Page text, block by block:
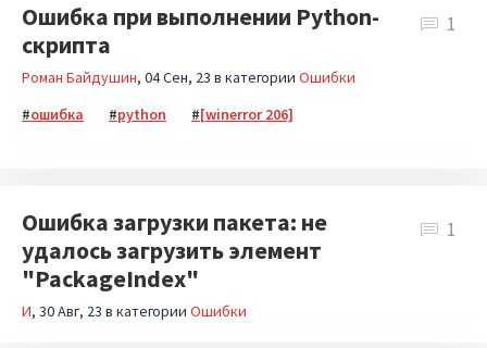
1
Ошибка при выполнении Python-
скрипта
Роман Байдушин 04 Сен, 23 в категории Ошибки
ошибка
python [winerror 206]
1
Ошибка загрузки пакета: не
удалось загрузить элемент
"PackageIndex"
И 30 Авг, 23 в категории Ошибки